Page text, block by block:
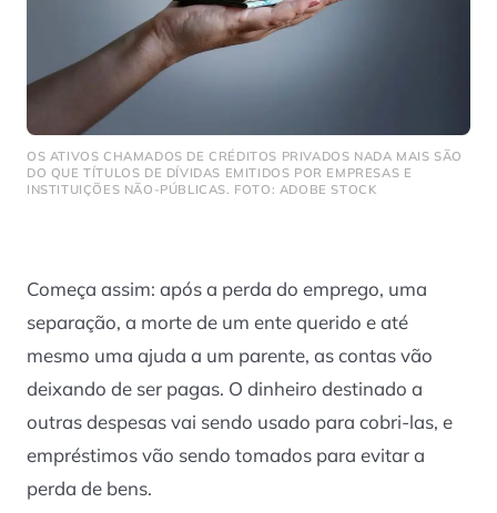
OS ATIVOS CHAMADOS DE CRÉDITOS PRIVADOS NADA MAIS SÃO
DO QUE TÍTULOS DE DÍVIDAS EMITIDOS POR EMPRESAS E
INSTITUIÇÕES NÃO-PÚBLICAS. FOTO: ADOBE STOCK
Começa assim: após a perda do emprego, uma
separação, a morte de um ente querido e até
mesmo uma ajuda a um parente, as contas vão
deixando de ser pagas. O dinheiro destinado a
outras despesas vai sendo usado para cobri-las, e
empréstimos vão sendo tomados para evitar a
perda de bens.